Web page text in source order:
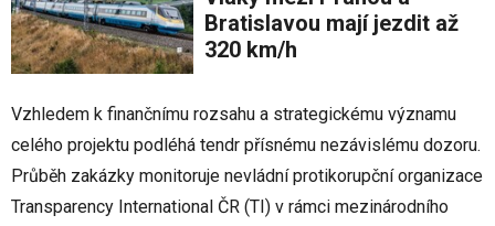
Bratislavou mají jezdit až
320 km/h
Vzhledem k finančnímu rozsahu a strategickému významu
celého projektu podléhá tendr přísnému nezávislému dozoru.
Průběh zakázky monitoruje nevládní protikorupční organizace
Transparency International ČR (TI) v rámci mezinárodního